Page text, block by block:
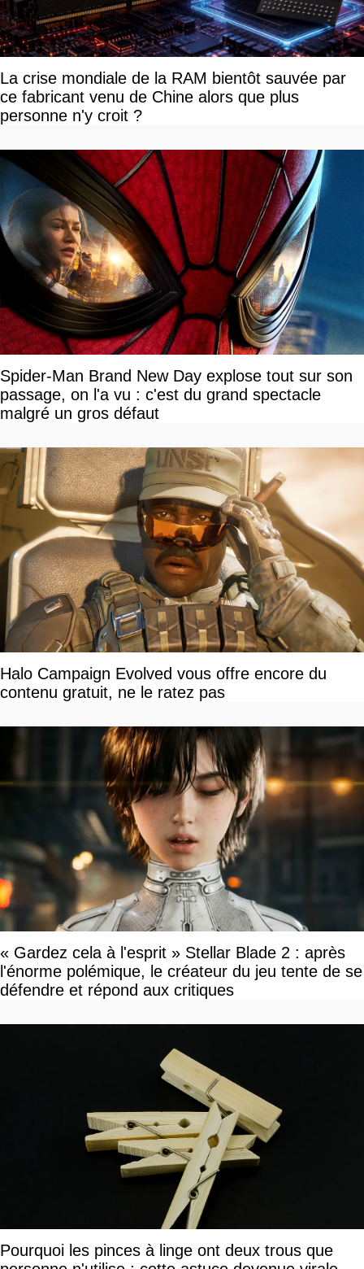
La crise mondiale de la RAM bientôt sauvée par
ce fabricant venu de Chine alors que plus
personne n'y croit ?
Spider-Man Brand New Day explose tout sur son
passage, on l'a vu : c'est du grand spectacle
malgré un gros défaut
Halo Campaign Evolved vous offre encore du
contenu gratuit, ne le ratez pas
« Gardez cela à l'esprit » Stellar Blade 2 : après
l'énorme polémique, le créateur du jeu tente de se
défendre et répond aux critiques
Pourquoi les pinces à linge ont deux trous que